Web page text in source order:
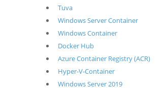
Tuva
Windows Server Container
Windows Container
Docker Hub
Azure Container Registry (ACR)
Hyper-V-Container
Windows Server 2019